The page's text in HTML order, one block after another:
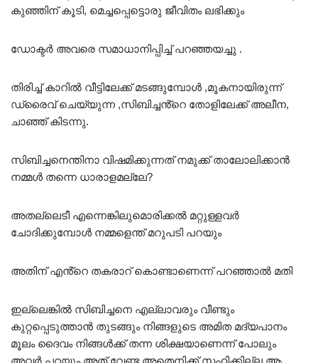
കുഞ്ഞിന് കൂടി, മെച്ചപ്പെട്ടൊരു ജീവിതം ലഭിക്കും
ഡോക്ടർ അവരെ സമാധാനിപ്പിച്ച് പറഞ്ഞയച്ചു .
തിരിച്ച് കാറിൽ വീട്ടിലേക്ക് മടങ്ങുമ്പോൾ ,മൂകനായിരുന്ന്
ഡ്രൈവ് ചെയ്യുന്ന ,സിബിച്ചൻ്റെ തോളിലേക്ക് അലീന,
ചാഞ്ഞ് കിടന്നു.
സിബിച്ചനെന്തിനാ വിഷമിക്കുന്നത് നമുക്ക് താലോലിക്കാൻ
നമ്മൾ തന്നെ ധാരാളമല്ലേ?
അതല്ലെടീ എന്നെങ്കിലുമൊരിക്കൽ മറ്റുള്ളവർ
ചോദിക്കുമ്പോൾ നമ്മളെന്ത് മറുപടി പറയും
അതിന് എൻ്റെ തകരാറ് കൊണ്ടാണെന്ന് പറഞ്ഞാൽ മതി
ഇല്ലെങ്കിൽ സിബിച്ചനെ എല്ലാവരും വീണ്ടും
കുറ്റപ്പെടുത്താൻ തുടങ്ങും നിങ്ങളുടെ അമിത മദ്യപാനം
മൂലം ദൈവം നിങ്ങൾക്ക് തന്ന ശിക്ഷയാണെന്ന് പോലും
അവർ പറയും അത് വേണ്ട അതെനിക്ക് സഹിക്കില്ല ആ